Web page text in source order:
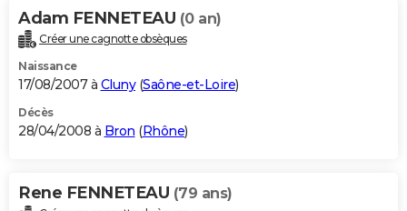
Adam FENNETEAU (0 an)
Créer une cagnotte obsèques
Naissance
17/08/2007 à Cluny(Saône-et-Loire)
Décès
28/04/2008 à Bron (Rhône)
Rene FENNETEAU (79 ans)